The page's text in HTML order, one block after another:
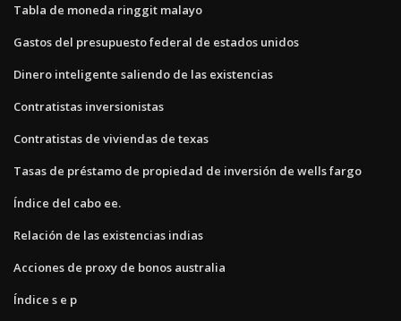
Tabla de moneda ringgit malayo
Gastos del presupuesto federal de estados unidos
Dinero inteligente saliendo de las existencias
Contratistas inversionistas
Contratistas de viviendas de texas
Tasas de préstamo de propiedad de inversión de wells fargo
Índice del cabo ee.
Relación de las existencias indias
Acciones de proxy de bonos australia
Índice s e p